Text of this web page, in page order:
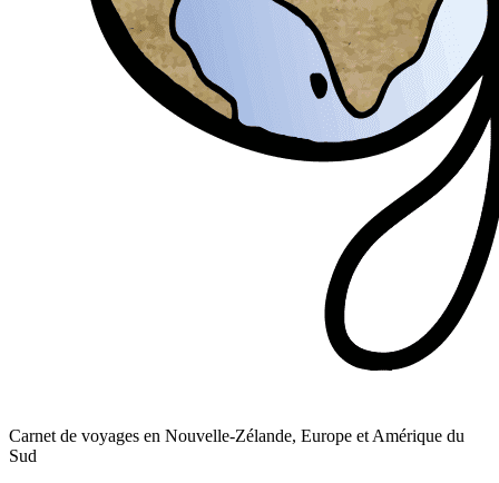
Carnet de voyages en Nouvelle-Zélande, Europe et Amérique du
Sud